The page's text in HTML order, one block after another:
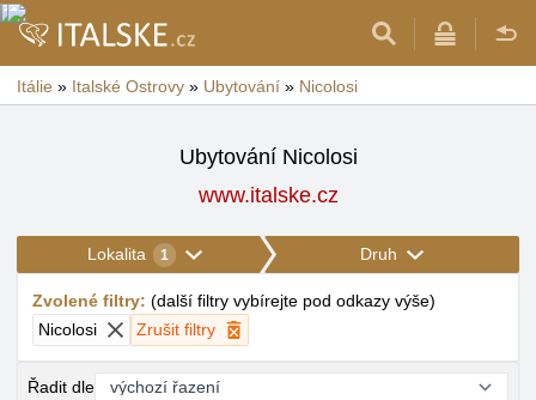
Itálie » Italské Ostrovy » Ubytování » Nicolosi
Ubytování Nicolosi
www.italske.cz
Lokalita 1 Druh
Zvolené filtry: (další filtry vybírejte pod odkazy výše)
Nicolosi
Zrušit filtry
Řadit dle